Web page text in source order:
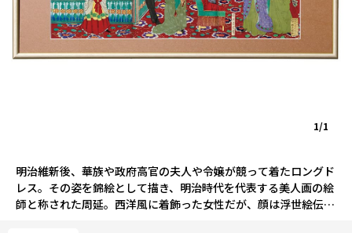
明治維新後、華族や政府高官の夫人や令嬢が競って着たロングド
レス。その姿を錦絵として描き、明治時代を代表する美人画の絵
師と称された周延。西洋風に着飾った女性だが、顔は浮世絵伝統
1/1